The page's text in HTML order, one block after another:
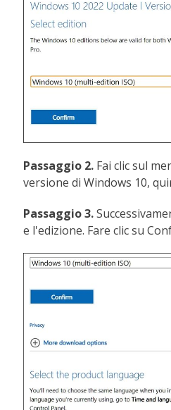
Passaggio 2. Fai clic sul
versione di Windows 10,
Passaggio 3.
e l'edizione. Fare clic su